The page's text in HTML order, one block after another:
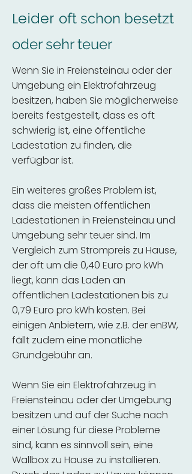
Leider oft schon besetzt
oder sehr teuer
Wenn Sie in Freiensteinau oder der
Umgebung ein Elektrofahrzeug
besitzen, haben Sie möglicherweise
bereits festgestellt, dass es oft
schwierig ist, eine öffentliche
Ladestation zu finden, die
verfügbar ist.
Ein weiteres großes Problem ist,
dass die meisten öffentlichen
Ladestationen in Freiensteinau und
Umgebung sehr teuer sind. Im
Vergleich zum Strompreis zu Hause,
der oft um die 0,40 Euro pro kWh
liegt, kann das Laden an
öffentlichen Ladestationen bis zu
0,79 Euro pro kWh kosten. Bei
einigen Anbietern, wie z.B. der enBW,
fällt zudem eine monatliche
Grundgebühr an.
Wenn Sie ein Elektrofahrzeug in
Freiensteinau oder der Umgebung
besitzen und auf der Suche nach
einer Lösung für diese Probleme
sind, kann es sinnvoll sein, eine
Wallbox zu Hause zu installieren.